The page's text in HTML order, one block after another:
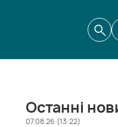
Останні
07.08.26 (13:22)